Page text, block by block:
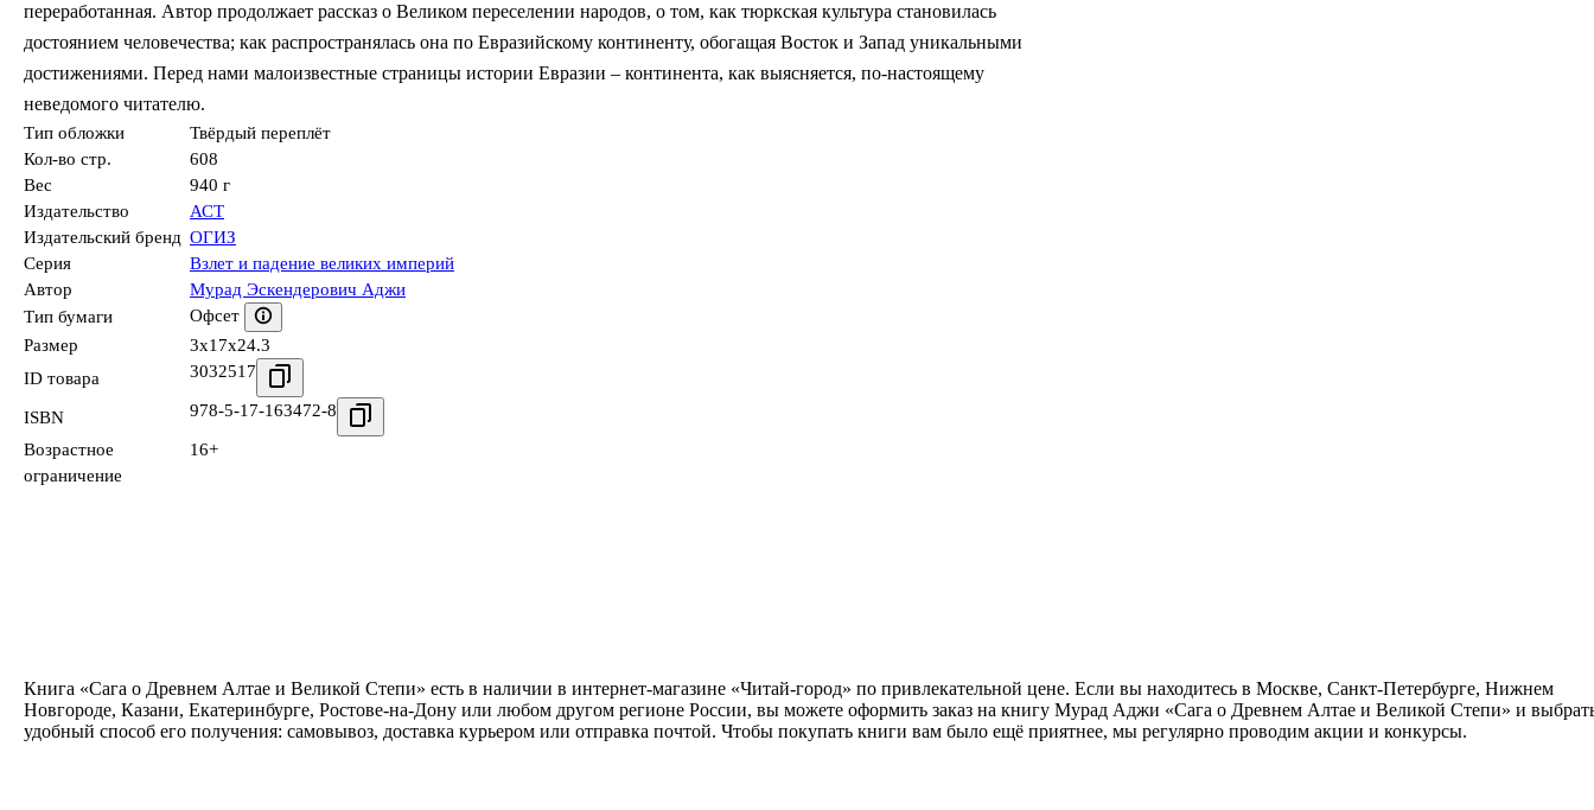
переработанная. Автор продолжает рассказ о Великом переселении народов, о том, как тюркская культура становилась
достоянием человечества; как распространялась она по Евразийскому континенту, обогащая Восток и Запад уникальными
достижениями. Перед нами малоизвестные страницы истории Евразии – континента, как выясняется, по-настоящему
неведомого читателю.
Тип обложки
Твёрдый переплёт
Кол-во стр.
608
Вес
940 г
Издательство
АСТ
Издательский бренд ОГИЗ
Серия
Взлет и падение великих империй
Автор
Мурад Эскендерович Аджи
Тип бумаги
Офсет
Размер
3x17x24.3
ID товара
3032517
ISBN 978-5-17-163472-8
Возрастное
ограничение
16+
Книга «Сага о Древнем Алтае и Великой Степи» есть в наличии в интернет-магазине «Читай-город» по привлекательной цене. Если вы находитесь в Москве, Санкт-Петербурге, Нижнем
Новгороде, Казани, Екатеринбурге, Ростове-на-Дону или любом другом регионе России, вы можете оформить заказ на книгу Мурад Аджи «Сага о Древнем Алтае и Великой Степи» и
удобный способ его получения: самовывоз, доставка курьером или отправка почтой. Чтобы покупать книги вам было ещё приятнее, мы регулярно проводим акции и конкурсы.